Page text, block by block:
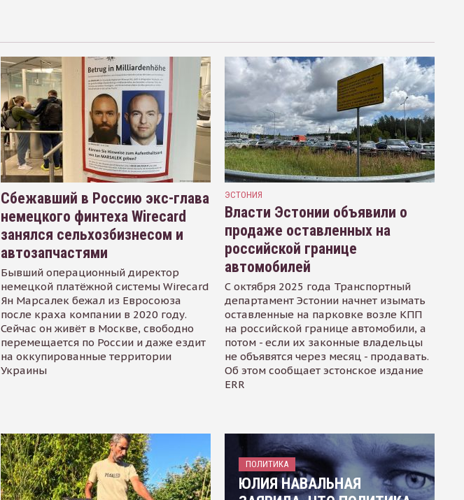
Сбежавший в Россию экс-глава
немецкого финтеха Wirecard
занялся сельхозбизнесом и
автозапчастями
Бывший операционный директор
немецкой платёжной системы Wirecard
Ян Марсалек бежал из Евросоюза
после краха компании в 2020 году.
Сейчас он живёт в Москве, свободно
перемещается по России и даже ездит
на оккупированные территории
Украины
ЭСТОНИЯ
Власти Эстонии объявили о
продаже оставленных на
российской границе
автомобилей
С октября 2025 года Транспортный
департамент Эстонии начнет изымать
оставленные на парковке возле КПП
на российской границе автомобили, а
потом - если их законные владельцы
не объявятся через месяц - продавать.
Об этом сообщает эстонское издание
ERR
ПОЛИТИКА
ЮЛИЯ НАВАЛЬНАЯ